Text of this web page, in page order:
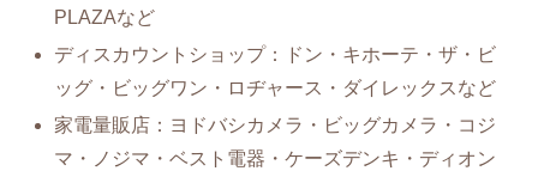
PLAZAなど
ディスカウントショップ：ドン・キホーテ・ザ・ビ
ッグ・ビッグワン・ロヂャース・ダイレックスなど
家電量販店：ヨドバシカメラ・ビッグカメラ・コジ
マ・ノジマ・ベスト電器・ケーズデンキ・ディオン